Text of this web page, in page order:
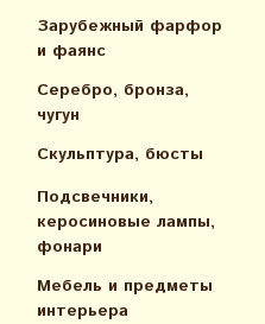
Зарубежный фарфор
и фаянс
Серебро, бронза,
чугун
Скульптура, бюсты
Подсвечники,
керосиновые лампы,
фонари
Мебель и предметы
интерьера